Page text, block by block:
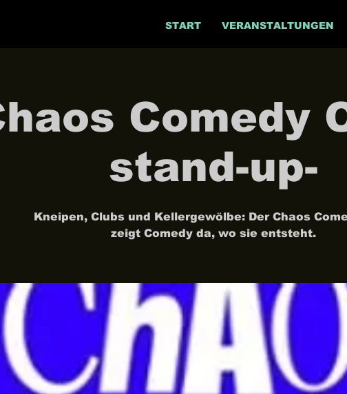
START VERANSTALTUNGEN
Comedy
stand-up-
Kneipen, Clubs und Kellergewölbe: Der Chaos
zeigt Comedy da, wo sie entsteht.